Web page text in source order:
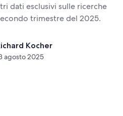
dati esclusivi sulle ricerche
trimestre del 2025.
Kocher
agosto 2025